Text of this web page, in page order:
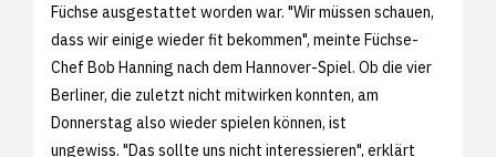
Füchse ausgestattet worden war. "Wir müssen schauen,
dass wir einige wieder fit bekommen", meinte Füchse-
Chef Bob Hanning nach dem Hannover-Spiel. Ob die vier
Berliner, die zuletzt nicht mitwirken konnten, am
Donnerstag also wieder spielen können, ist
ungewiss. "Das sollte uns nicht interessieren", erklärt